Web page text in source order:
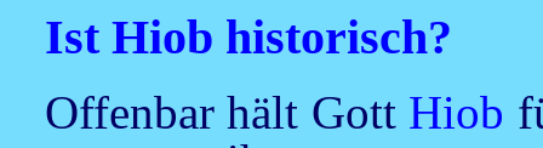
Ist Hiob historisch?
Offenbar hält Gott Hiob